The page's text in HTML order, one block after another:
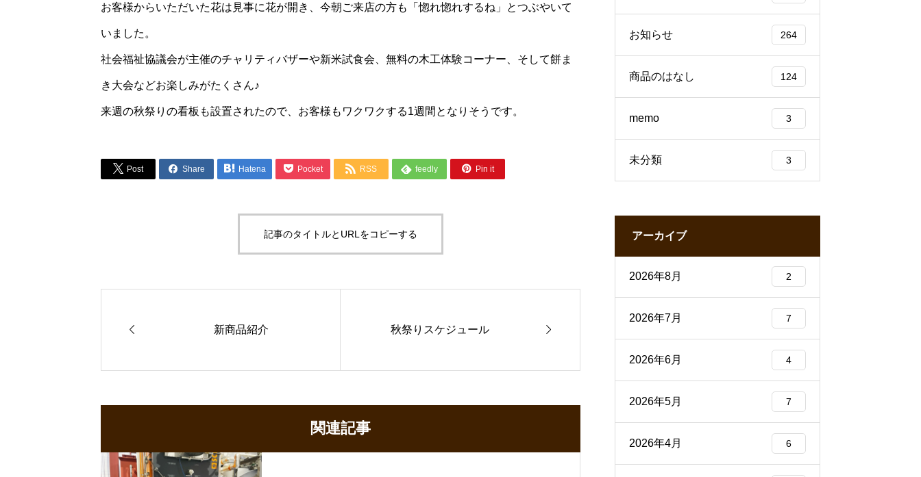
お客様からいただいた花は見事に花が開き、今朝ご来店の方も「惚れ惚れするね」とつぶやいて
いました。
社会福祉協議会が主催のチャリティバザーや新米試食会、無料の木工体験コーナー、そして餅ま
き大会などお楽しみがたくさん♪
来週の秋祭りの看板も設置されたので、お客様もワクワクする1週間となりそうです。
 Post  Share  Hatena  Pocket  RSS  feedly  Pin it
記事のタイトルとURLをコピーする
 新商品紹介 秋祭りスケジュール 
関連記事
お知らせ 264
商品のはなし 124
memo 3
未分類 3
アーカイブ
2026年8月 2
2026年7月 7
2026年6月 4
2026年5月 7
2026年4月 6